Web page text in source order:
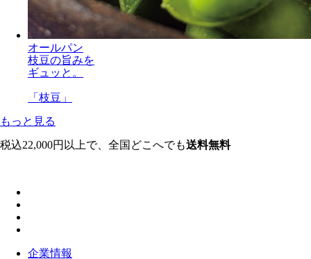
オールパン
枝豆の旨みを
ギュッと。
「枝豆」
もっと見る
税込22,000円以上で、全国どこへでも送料無料
企業情報